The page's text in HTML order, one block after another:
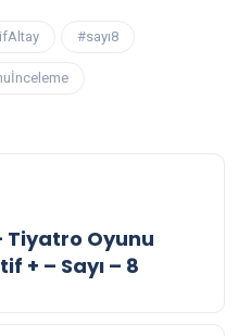
#sayı8
Tiyatro Oyunu
+ – Sayı – 8